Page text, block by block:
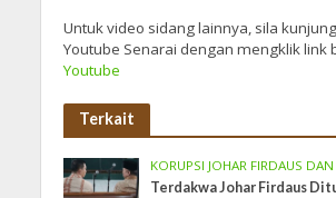
Untuk video sidang lainnya, sila
Youtube Senarai dengan mengklik link
Youtube
Terkait
KORUPSI JOHAR FIRDAUS
Terdakwa Johar Firdaus